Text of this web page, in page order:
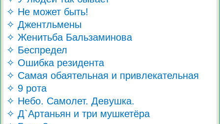
✧ Не может быть!
✧ Джентльмены
✧ Женитьба Бальзаминова
✧ Беспредел
✧ Ошибка резидента
✧ Самая обаятельная и привлекательная
✧ 9 рота
✧ Небо. Самолет. Девушка.
✧ Д`Артаньян и три мушкетёра